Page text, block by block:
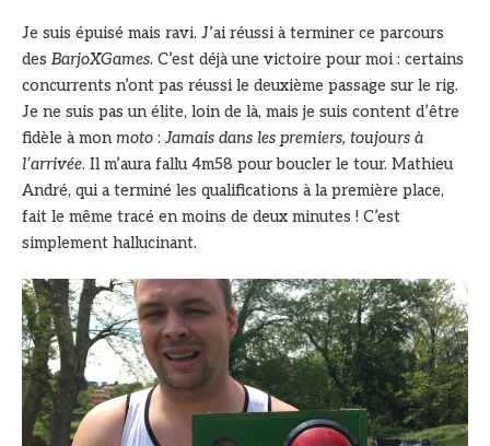
Je suis épuisé mais ravi. J’ai réussi à terminer ce parcours
des BarjoXGames. C’est déjà une victoire pour moi : certains
concurrents n’ont pas réussi le deuxième passage sur le rig.
Je ne suis pas un élite, loin de là, mais je suis content d’être
fidèle à monmoto :Jamais dans les premiers, toujours à
l’arrivée. Il m’aura fallu 4m58 pour boucler le tour. Mathieu
André, qui a terminé les qualifications à la première place,
fait le même tracé en moins de deux minutes ! C’est
simplement hallucinant.